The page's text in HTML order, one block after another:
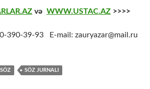
və WWW.USTAC.AZ >>>>
390-39-93 E-mail: zauryazar@mail.ru
SÖZ SÖZ JURNALI